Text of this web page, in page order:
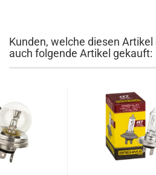
Kunden, welche diesen
auch folgende Artikel gekauft: